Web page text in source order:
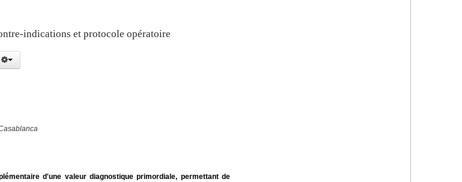
indications et protocole opératoire
d'une valeur diagnostique primordiale, permettant de